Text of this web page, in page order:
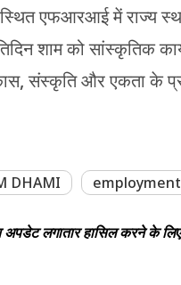
एफआरआई में राज्य
शाम को सांस्कृतिक
संस्कृति और एकता के
DHAMI employment
लगातार हासिल करने के